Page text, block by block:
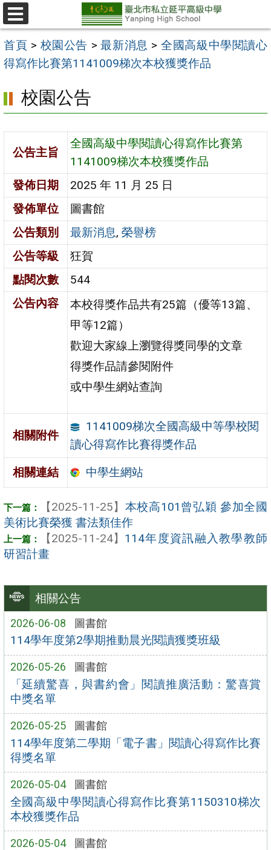
跳
至
主
要
區
選
單
首頁 > 校園公告 >最新消息 > 全國高級中學閱讀心
得寫作比賽第1141009梯次本校獲獎作品
相關公告
2026-06-08 圖書館
114學年度第2學期推動晨光閱讀獲獎班級
2026-05-26 圖書館
「延續驚喜，與書約會」閱讀推廣活動：驚喜賞
中獎名單
2026-05-25 圖書館
114學年度第二學期「電子書」閱讀心得寫作比賽
得獎名單
2026-05-04 圖書館
全國高級中學閱讀心得寫作比賽第1150310梯次
本校獲獎作品
2026-05-04 圖書館
校園公告
公告主旨
全國高級中學閱讀心得寫作比賽第
1141009梯次本校獲獎作品
發佈日期
2025 年 11 月 25 日
發佈單位
圖書館
公告類別
最新消息,榮譽榜
公告等級
狂賀
點閱次數
544
公告內容
本校得獎作品共有25篇（優等13篇、
甲等12篇）
歡迎大家線上瀏覽得獎同學的文章
得獎作品請參閱附件
或中學生網站查詢
相關附件
1141009梯次全國高級中等學校閱
讀心得寫作比賽得獎作品
相關連結 中學生網站
【2025-11-25】 本校高101曾弘穎 參加全國
美術比賽榮獲 書法類佳作
【2025-11-24】 114年度資訊融入教學教師
研習計畫